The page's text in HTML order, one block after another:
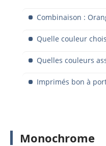
Combinaison :
Quelle couleur
Quelles couleurs
Imprimés bon à
Monochrome